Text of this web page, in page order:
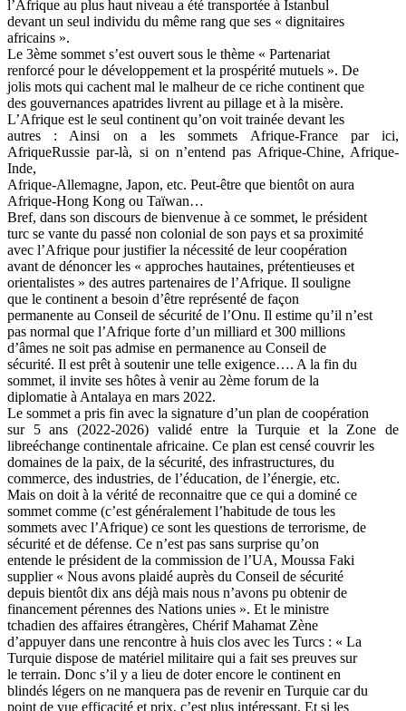
l’Afrique au plus haut niveau a été transportée à Istanbul
devant un seul individu du même rang que ses « dignitaires
africains ».
Le 3ème sommet s’est ouvert sous le thème « Partenariat
renforcé pour le développement et la prospérité mutuels ». De
jolis mots qui cachent mal le malheur de ce riche continent que
des gouvernances apatrides livrent au pillage et à la misère.
L’Afrique est le seul continent qu’on voit trainée devant les
autres : Ainsi on a les sommets Afrique-France par ici,
AfriqueRussie par-là, si on n’entend pas Afrique-Chine, Afrique-
Inde,
Afrique-Allemagne, Japon, etc. Peut-être que bientôt on aura
Afrique-Hong Kong ou Taïwan…
Bref, dans son discours de bienvenue à ce sommet, le président
turc se vante du passé non colonial de son pays et sa proximité
avec l’Afrique pour justifier la nécessité de leur coopération
avant de dénoncer les « approches hautaines, prétentieuses et
orientalistes » des autres partenaires de l’Afrique. Il souligne
que le continent a besoin d’être représenté de façon
permanente au Conseil de sécurité de l’Onu. Il estime qu’il n’est
pas normal que l’Afrique forte d’un milliard et 300 millions
d’âmes ne soit pas admise en permanence au Conseil de
sécurité. Il est prêt à soutenir une telle exigence…. A la fin du
sommet, il invite ses hôtes à venir au 2ème forum de la
diplomatie à Antalaya en mars 2022.
Le sommet a pris fin avec la signature d’un plan de coopération
sur 5 ans (2022-2026) validé entre la Turquie et la Zone de
libreéchange continentale africaine. Ce plan est censé couvrir les
domaines de la paix, de la sécurité, des infrastructures, du
commerce, des industries, de l’éducation, de l’énergie, etc.
Mais on doit à la vérité de reconnaitre que ce qui a dominé ce
sommet comme (c’est généralement l’habitude de tous les
sommets avec l’Afrique) ce sont les questions de terrorisme, de
sécurité et de défense. Ce n’est pas sans surprise qu’on
entende le président de la commission de l’UA, Moussa Faki
supplier « Nous avons plaidé auprès du Conseil de sécurité
depuis bientôt dix ans déjà mais nous n’avons pu obtenir de
financement pérennes des Nations unies ». Et le ministre
tchadien des affaires étrangères, Chérif Mahamat Zène
d’appuyer dans une rencontre à huis clos avec les Turcs : « La
Turquie dispose de matériel militaire qui a fait ses preuves sur
le terrain. Donc s’il y a lieu de doter encore le continent en
blindés légers on ne manquera pas de revenir en Turquie car du
point de vue efficacité et prix, c’est plus intéressant. Et si les